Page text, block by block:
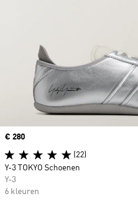
Price
€ 280
(22)
Y-3 TOKYO Schoenen
Y-3
6 kleuren